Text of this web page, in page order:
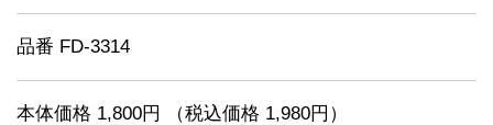
品番 FD-3314
本体価格 1,800円 （税込価格 1,980円）